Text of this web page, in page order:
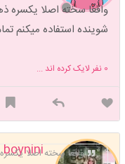
واقعا سخته اصلا یکسره
شوینده استفاده میکنم
0 نفر لایک کرده اند ...
boyniniواقعا سخته اصلا